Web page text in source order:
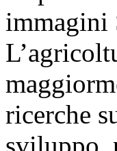
immagini
ricerche
sviluppo,